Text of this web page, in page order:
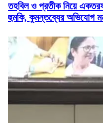
তহবিল ও প্রতীক নিয়ে
হুমকি, কুমন্তব্যের অভিযোগ